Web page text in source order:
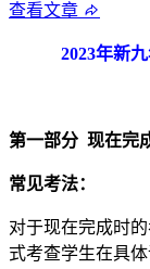
查看文章
2023年新
第一部分 现在完
常见考法：
对于现在完成时
式考查学生在具